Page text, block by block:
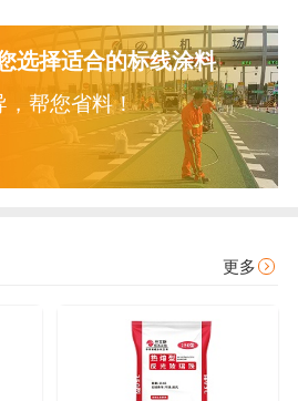
选择适合的标线涂料
，帮您省料！
更多